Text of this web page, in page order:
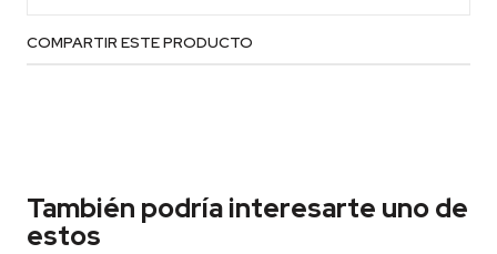
COMPARTIR ESTE PRODUCTO
También podría interesarte uno de
estos